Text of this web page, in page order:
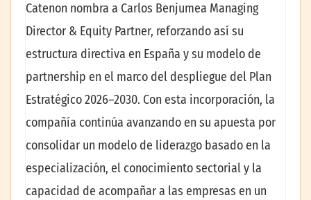
Catenon nombra a Carlos Benjumea Managing
Director & Equity Partner, reforzando así su
estructura directiva en España y su modelo de
partnership en el marco del despliegue del Plan
Estratégico 2026–2030. Con esta incorporación, la
compañía continúa avanzando en su apuesta por
consolidar un modelo de liderazgo basado en la
especialización, el conocimiento sectorial y la
capacidad de acompañar a las empresas en un